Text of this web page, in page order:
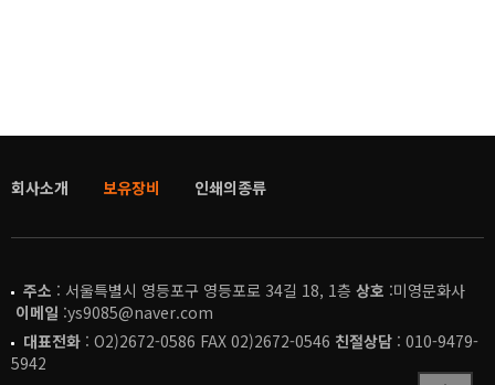
회사소개 보유장비 인쇄의종류
주소 : 서울특별시 영등포구 영등포로 34길 18, 1층 상호 :미영문화사
이메일 :ys9085@naver.com
대표전화 : O2)2672-0586 FAX 02)2672-0546 친절상담 : 010-9479-
5942